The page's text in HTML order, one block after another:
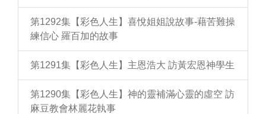
第1292集【彩色人生】喜悅姐姐說故事-藉苦難操
練信心 羅百加的故事
第1291集【彩色人生】主恩浩大 訪黃宏恩神學生
第1290集【彩色人生】神的靈補滿心靈的虛空 訪
麻豆教會林麗花執事